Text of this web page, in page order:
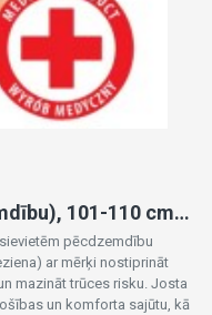
Medicīniskā josta (pēcdzemdību), 101-110 cm, 511/L
pēcdzemdību
ar mērķi nostiprināt
mazināt trūces risku. Josta
un komforta sajūtu, kā